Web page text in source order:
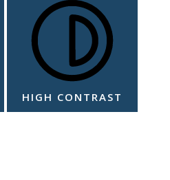
HIGH CONTRAST